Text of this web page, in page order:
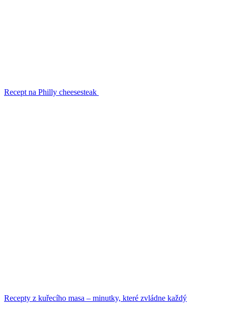
Recept na Philly cheesesteak
Recepty z kuřecího masa – minutky, které zvládne každý